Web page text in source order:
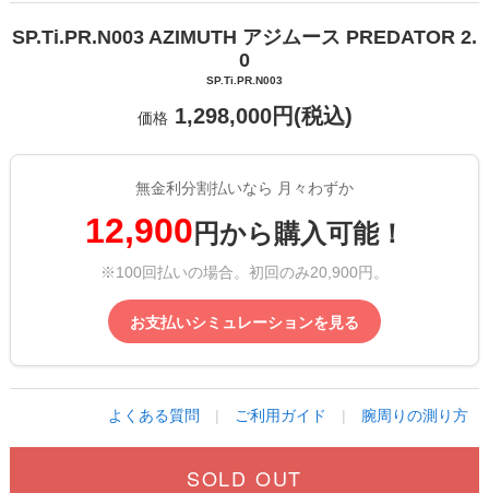
SP.Ti.PR.N003 AZIMUTH アジムース PREDATOR 2.
0
SP.Ti.PR.N003
価格1,298,000円(税込)
無金利分割払いなら 月々わずか
12,900 円から購入可能！
※100回払いの場合。初回のみ20,900円。
お支払いシミュレーションを見る
よくある質問 | ご利用ガイド | 腕周りの測り方
SOLD OUT